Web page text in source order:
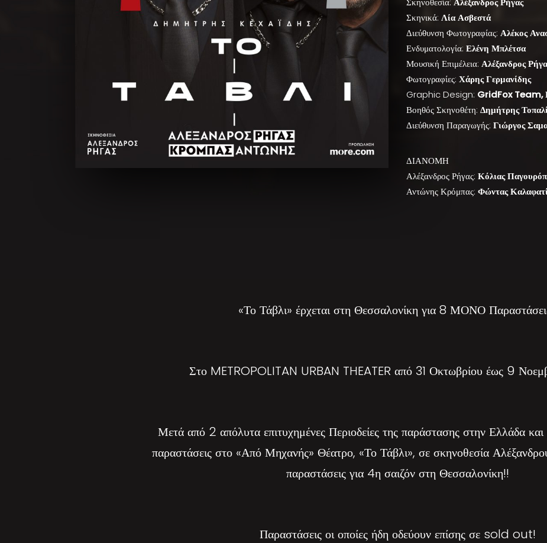
Σκηνικά: Λία Ασβεστά
Διεύθυνση Φωτογραφίας: Αλέκος
Ενδυματολογία: Ελένη Μπλέτσα
Μουσική Επιμέλεια: Αλέξανδρος
Φωτογραφίες: Χάρης Γερμανίδης
Graphic Design: GridFox Team,
Βοηθός Σκηνοθέτη: Δημήτρης
Διεύθυνση Παραγωγής: Γιώργος
ΔΙΑΝΟΜΗ
Αλέξανδρος Ρήγας: Κόλιας
Αντώνης Κρόμπας: Φώντας
«Το Τάβλι» έρχεται στη Θεσσαλονίκη για 8 ΜΟΝΟ
Στο METROPOLITAN URBAN THEATER από 31 Οκτωβρίου έως 9
Μετά από 2 απόλυτα επιτυχημένες Περιοδείες της παράστασης στην Ελλάδα
παραστάσεις στο «Από Μηχανής» Θέατρο, «Το Τάβλι», σε σκηνοθεσία Αλέξανδρου
παραστάσεις για 4η σαιζόν στη Θεσσαλονίκη!!
Παραστάσεις οι οποίες ήδη οδεύουν επίσης σε sold out!